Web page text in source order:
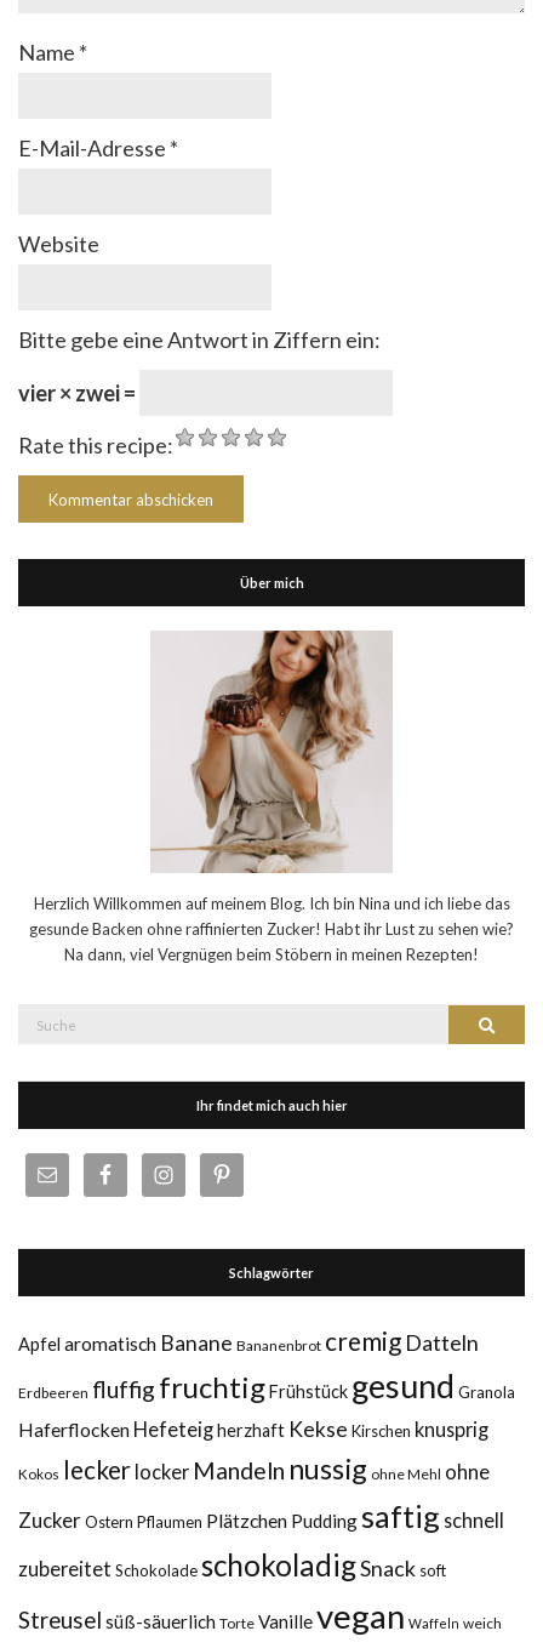
Name *
E-Mail-Adresse *
Website
Bitte gebe eine Antwort in Ziffern ein:
vier × zwei =
Rate this recipe:
Über mich
Herzlich Willkommen auf meinem Blog. Ich bin Nina und ich liebe das
gesunde Backen ohne raffinierten Zucker! Habt ihr Lust zu sehen wie?
Na dann, viel Vergnügen beim Stöbern in meinen Rezepten!
Suche
Suche
Ihr findet mich auch hier
Schlagwörter
Apfel aromatisch Banane Bananenbrot cremig Datteln
Erdbeeren fluffig fruchtigFrühstück gesund Granola
Haferflocken Hefeteigherzhaft Kekse Kirschen knusprig
Kokos lecker locker Mandeln nussig ohne Mehl ohne
ZuckerOstern Pflaumen Plätzchen Puddingsaftig schnell
zubereitet SchokoladeschokoladigSnack soft
Streusel süß-säuerlich Torte Vanillevegan Waffeln weich